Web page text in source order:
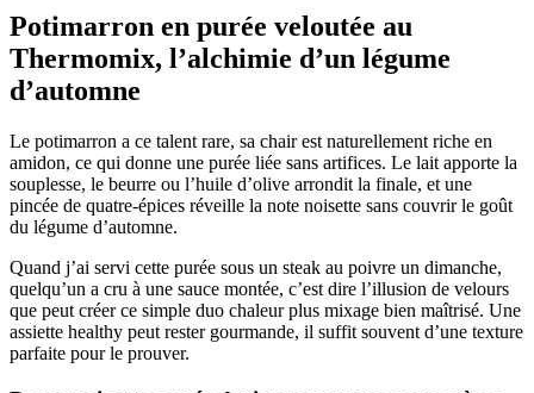
Potimarron en purée veloutée au
Thermomix, l’alchimie d’un légume
d’automne
Le potimarron a ce talent rare, sa chair est naturellement riche en
amidon, ce qui donne une purée liée sans artifices. Le lait apporte la
souplesse, le beurre ou l’huile d’olive arrondit la finale, et une
pincée de quatre-épices réveille la note noisette sans couvrir le goût
du légume d’automne.
Quand j’ai servi cette purée sous un steak au poivre un dimanche,
quelqu’un a cru à une sauce montée, c’est dire l’illusion de velours
que peut créer ce simple duo chaleur plus mixage bien maîtrisé. Une
assiette healthy peut rester gourmande, il suffit souvent d’une texture
parfaite pour le prouver.